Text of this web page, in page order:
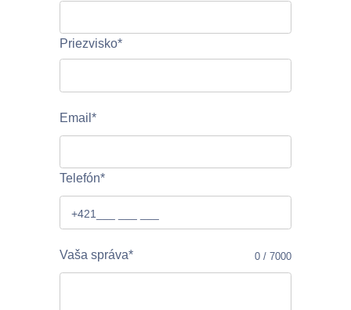
Priezvisko*
Email*
Telefón*
Vaša správa* 0 / 7000